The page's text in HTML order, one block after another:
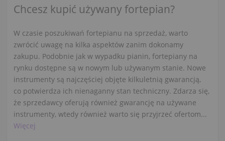
Chcesz kupić używany fortepian?
W czasie poszukiwań fortepianu na sprzedaż, warto
zwrócić uwagę na kilka aspektów zanim dokonamy
zakupu. Podobnie jak w wypadku pianin, fortepiany na
rynku dostępne są w nowym lub używanym stanie. Nowe
instrumenty są najczęściej objęte kilkuletnią gwarancją,
co potwierdza ich nienaganny stan techniczny. Zdarza się,
że sprzedawcy oferują również gwarancję na używane
instrumenty, wtedy również warto się przyjrzeć ofertom...
Więcej